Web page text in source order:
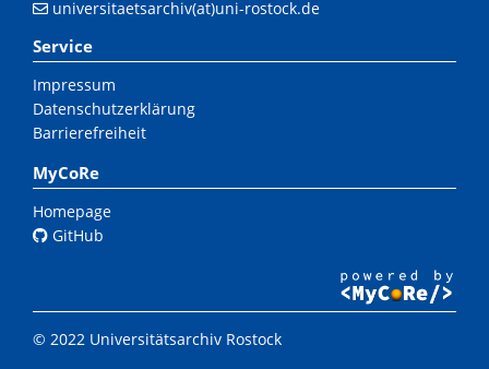
universitaetsarchiv(at)uni-rostock.de
Service
Impressum
Datenschutzerklärung
Barrierefreiheit
MyCoRe
Homepage
GitHub
© 2022 Universitätsarchiv Rostock